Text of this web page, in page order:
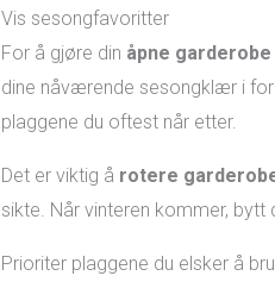
Vis sesongfavoritter
For å gjøre din åpne garderobe
dine nåværende sesongklær i
plaggene du oftest når etter.
Det er viktig å rotere
sikte. Når vinteren kommer,
Prioriter plaggene du elsker å